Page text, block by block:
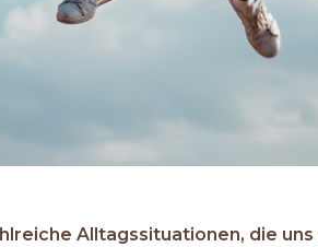
Alltagssituationen, die uns